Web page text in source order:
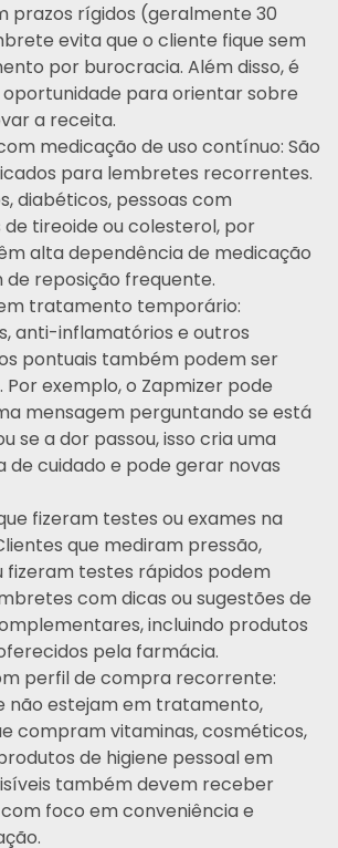
prazos rígidos (geralmente 30
evita que o cliente fique sem
por burocracia. Além disso, é
para orientar sobre
a receita.
medicação de uso contínuo: São
para lembretes recorrentes.
diabéticos, pessoas com
tireoide ou colesterol, por
alta dependência de medicação
de reposição frequente.
tratamento temporário:
anti-inflamatórios e outros
pontuais também podem ser
Por exemplo, o Zapmizer pode
mensagem perguntando se está
se a dor passou, isso cria uma
de cuidado e pode gerar novas
fizeram testes ou exames na
que mediram pressão,
fizeram testes rápidos podem
com dicas ou sugestões de
incluindo produtos
pela farmácia.
perfil de compra recorrente:
não estejam em tratamento,
compram vitaminas, cosméticos,
de higiene pessoal em
também devem receber
foco em conveniência e